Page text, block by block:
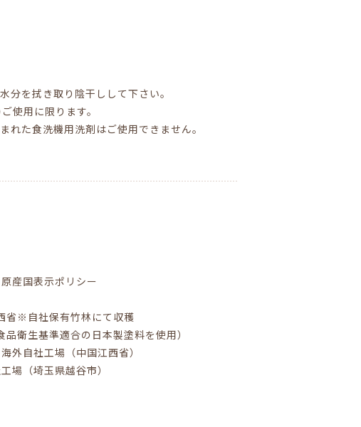
分を拭き取り陰干しして下さい。
使用に限ります。
れた食洗機用洗剤はご使用できません。
産国表示ポリシー
省※自社保有竹林にて収穫
衛生基準適合の日本製塗料を使用）
外自社工場（中国江西省）
場（埼玉県越谷市）